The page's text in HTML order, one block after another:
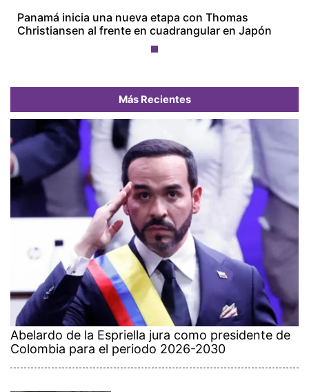
Panamá inicia una nueva etapa con Thomas
Christiansen al frente en cuadrangular en Japón
Más Recientes
Abelardo de la Espriella jura como presidente de
Colombia para el periodo 2026-2030